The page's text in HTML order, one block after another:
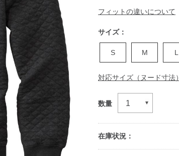
フィットの違いについて
サイズ：
S M L
対応サイズ（ヌード寸法）
数量
在庫状況：